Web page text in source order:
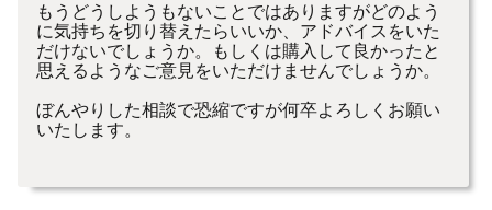
もうどうしようもないことではありますがどのよう
に気持ちを切り替えたらいいか、アドバイスをいた
だけないでしょうか。もしくは購入して良かったと
思えるようなご意見をいただけませんでしょうか。
ぼんやりした相談で恐縮ですが何卒よろしくお願い
いたします。